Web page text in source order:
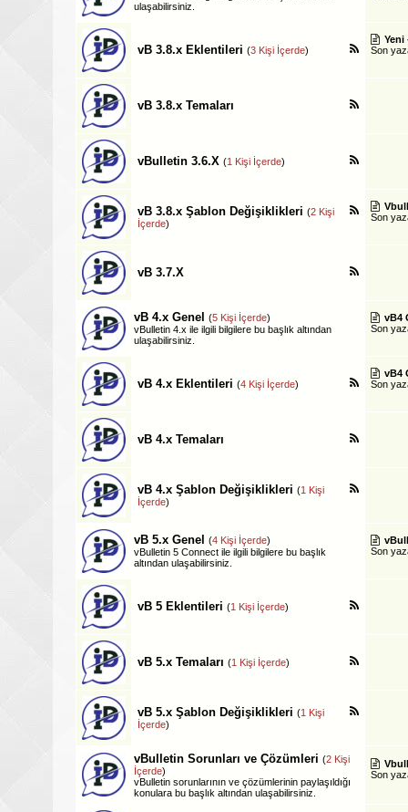
ulaşabilirsiniz.
vB 3.8.x Eklentileri (3 Kişi İçerde)
Yeni
Son
vB 3.8.x Temaları
vBulletin 3.6.X (1 Kişi İçerde)
vB 3.8.x Şablon Değişiklikleri (2 Kişi
İçerde)
Son
vB 3.7.X
vB 4.x Genel (5 Kişi İçerde)
vBulletin 4.x ile ilgili bilgilere bu başlık altından
ulaşabilirsiniz.
vB4
Son
vB 4.x Eklentileri (4 Kişi İçerde)
vB4
Son
vB 4.x Temaları
vB 4.x Şablon Değişiklikleri (1 Kişi
İçerde)
vB 5.x Genel (4 Kişi İçerde)
vBulletin 5 Connect ile ilgili bilgilere bu başlık
altından ulaşabilirsiniz.
Son
vB 5 Eklentileri (1 Kişi İçerde)
vB 5.x Temaları (1 Kişi İçerde)
vB 5.x Şablon Değişiklikleri (1 Kişi
İçerde)
vBulletin Sorunları ve Çözümleri (2 Kişi
İçerde)
vBulletin sorunlarının ve çözümlerinin paylaşıldığı
konulara bu başlık altından ulaşabilirsiniz.
Son